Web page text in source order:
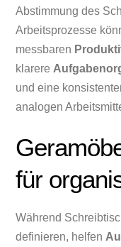
Abstimmung des
Arbeitsprozesse
messbaren
klarere
und eine
analogen
für
Während
definieren, helfen